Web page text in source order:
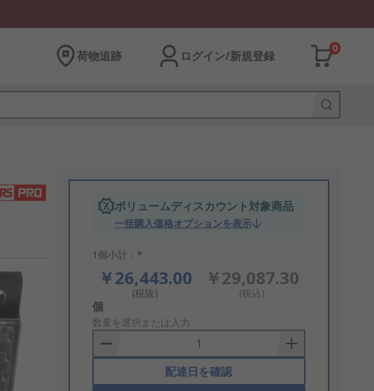
荷物追跡 ログイン/新規登録
0
ボリュームディスカウント対象商品
一括購入価格オプションを表示
1個小計：*
￥26,443.00
(税抜)
￥29,087.30
(税込)
Add
to
Basket
個
数量を選択または入力
配達日を確認